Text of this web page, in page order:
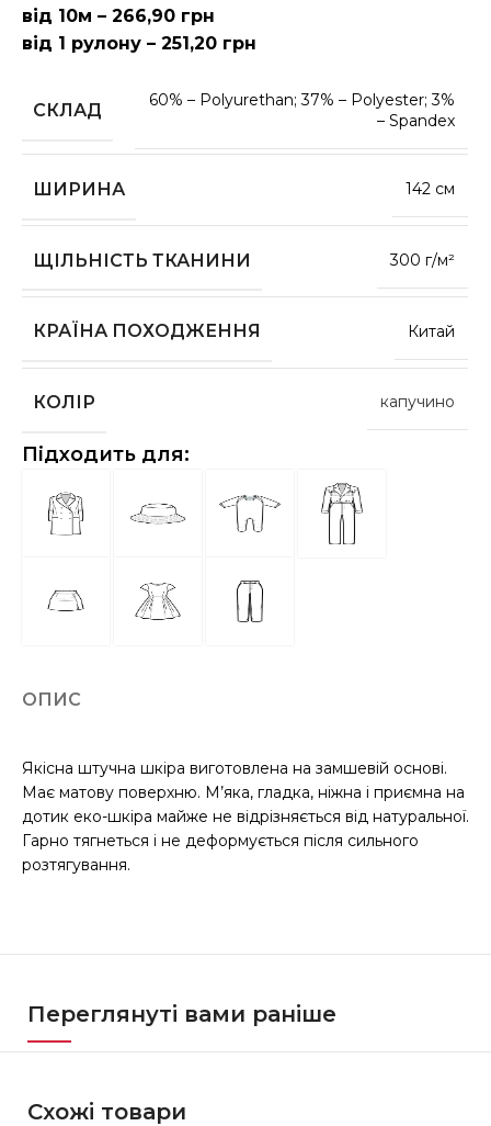
від 10м – 266,90 грн
від 1 рулону – 251,20 грн
СКЛАД
60% – Polyurethan; 37% – Polyester; 3%
– Spandex
ШИРИНА 142 см
ЩІЛЬНІСТЬ ТКАНИНИ 300 г/м²
КРАЇНА ПОХОДЖЕННЯ Китай
КОЛІР капучино
Підходить для:
ОПИС
Якісна штучна шкіра виготовлена на замшевій основі.
Має матову поверхню. М’яка, гладка, ніжна і приємна на
дотик еко-шкіра майже не відрізняється від натуральної.
Гарно тягнеться і не деформується після сильного
розтягування.
Переглянуті вами раніше
Схожі товари